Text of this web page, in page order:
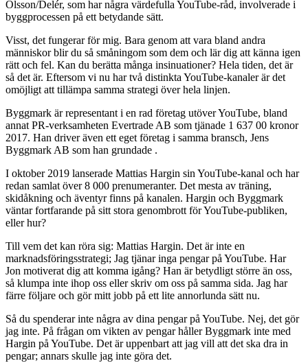
Olsson/Delér, som har några värdefulla YouTube-råd, involverade i
byggprocessen på ett betydande sätt.
Visst, det fungerar för mig. Bara genom att vara bland andra
människor blir du så småningom som dem och lär dig att känna igen
rätt och fel. Kan du berätta många insinuationer? Hela tiden, det är
så det är. Eftersom vi nu har två distinkta YouTube-kanaler är det
omöjligt att tillämpa samma strategi över hela linjen.
Byggmark är representant i en rad företag utöver YouTube, bland
annat PR-verksamheten Evertrade AB som tjänade 1 637 00 kronor
2017. Han driver även ett eget företag i samma bransch, Jens
Byggmark AB som han grundade .
I oktober 2019 lanserade Mattias Hargin sin YouTube-kanal och har
redan samlat över 8 000 prenumeranter. Det mesta av träning,
skidåkning och äventyr finns på kanalen. Hargin och Byggmark
väntar fortfarande på sitt stora genombrott för YouTube-publiken,
eller hur?
Till vem det kan röra sig: Mattias Hargin. Det är inte en
marknadsföringsstrategi; Jag tjänar inga pengar på YouTube. Har
Jon motiverat dig att komma igång? Han är betydligt större än oss,
så klumpa inte ihop oss eller skriv om oss på samma sida. Jag har
färre följare och gör mitt jobb på ett lite annorlunda sätt nu.
Så du spenderar inte några av dina pengar på YouTube. Nej, det gör
jag inte. På frågan om vikten av pengar håller Byggmark inte med
Hargin på YouTube. Det är uppenbart att jag vill att det ska dra in
pengar; annars skulle jag inte göra det.